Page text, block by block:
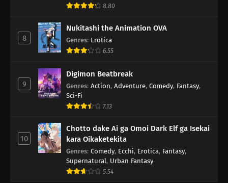
8.80
8
Nukitashi the Animation OVA
Genres: Erotica
6.55
9
Digimon Beatbreak
Genres: Action, Adventure, Comedy, Fantasy,
Sci-Fi
7.13
10
Chotto dake Ai ga Omoi Dark Elf ga Isekai
kara Oikaketekita
Genres: Comedy, Ecchi, Erotica, Fantasy,
Supernatural, Urban Fantasy
5.54